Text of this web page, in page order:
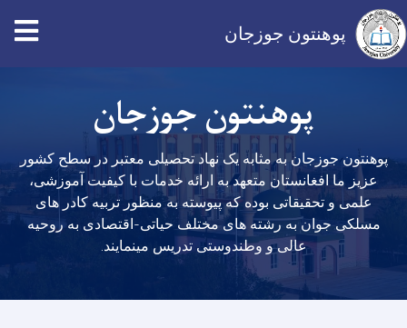
main
content
پوهنتون جوزجان
پوهنتون جوزجان
پوهنتون جوزجان به مثابه یک نهاد تحصیلی معتبر در سطح کشور
عزیز ما افغانستان متعهد به ارائه خدمات با کیفیت آموزشی،
علمی و تحقیقاتی بوده که پیوسته به منظور تربیه کادر های
مسلکی جوان به رشته های مختلف حیاتی-اقتصادی به روحیه
عالی و وطندوستی تدریس مینمایند.